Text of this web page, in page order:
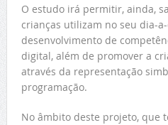
O estudo irá permitir, ainda,
crianças utilizam no seu dia-
desenvolvimento de
digital, além de promover a
através da representação
programação.
No âmbito deste projeto, que